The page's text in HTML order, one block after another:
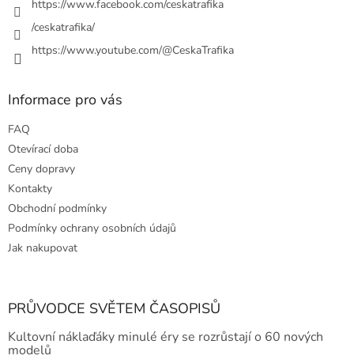
k
ý
https://www.facebook.com/ceskatrafika
/ceskatrafika/
https://www.youtube.com/@CeskaTrafika
Informace pro vás
FAQ
Otevírací doba
Ceny dopravy
Kontakty
Obchodní podmínky
Podmínky ochrany osobních údajů
Jak nakupovat
PRŮVODCE SVĚTEM ČASOPISŮ
Kultovní náklaďáky minulé éry se rozrůstají o 60 nových
modelů